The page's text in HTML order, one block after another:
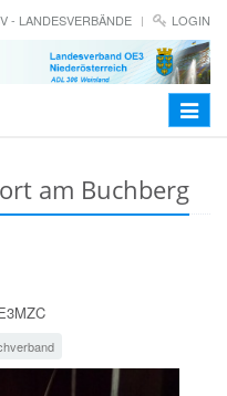
- LANDESVERBÄNDE LOGIN
Toggle
am Buchberg